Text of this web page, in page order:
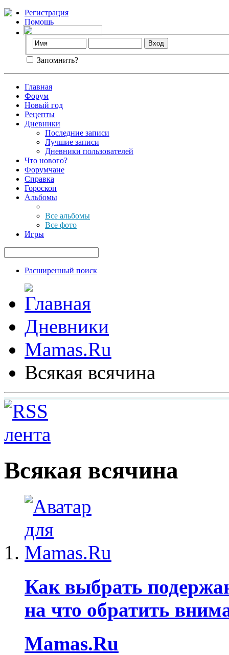
Регистрация
Помощь
Запомнить?
Главная
Форум
Новый год
Рецепты
Дневники
Последние записи
Лучшие записи
Дневники пользователей
Что нового?
Форумчане
Справка
Гороскоп
Альбомы
Все альбомы
Все фото
Игры
Расширенный поиск
Дневники
Mamas.Ru
Всякая всячина
Всякая всячина
Как выбрать
на что обратить
Mamas.Ru